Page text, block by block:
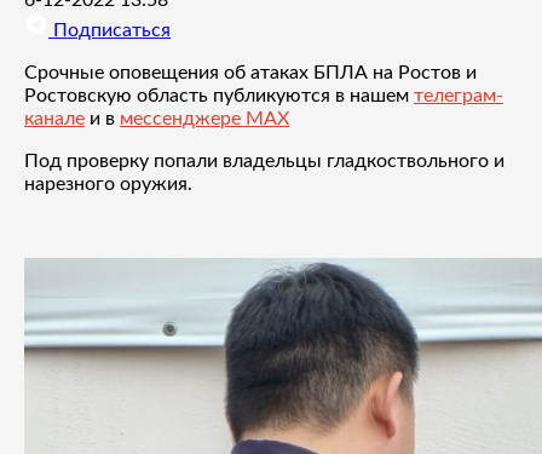
Подписаться
Срочные оповещения об атаках БПЛА на Ростов и
Ростовскую область публикуются в нашем телеграм-
канале и в мессенджере MAX
Под проверку попали владельцы гладкоствольного и
нарезного оружия.